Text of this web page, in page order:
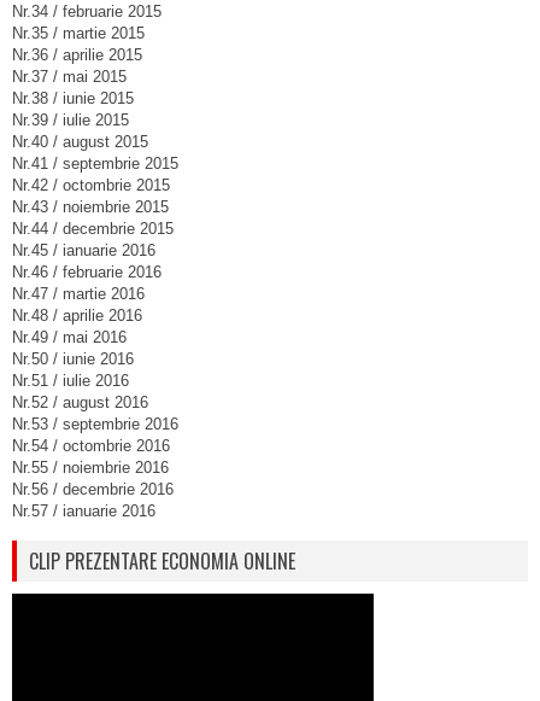
Nr.34 / februarie 2015
Nr.35 / martie 2015
Nr.36 / aprilie 2015
Nr.37 / mai 2015
Nr.38 / iunie 2015
Nr.39 / iulie 2015
Nr.40 / august 2015
Nr.41 / septembrie 2015
Nr.42 / octombrie 2015
Nr.43 / noiembrie 2015
Nr.44 / decembrie 2015
Nr.45 / ianuarie 2016
Nr.46 / februarie 2016
Nr.47 / martie 2016
Nr.48 / aprilie 2016
Nr.49 / mai 2016
Nr.50 / iunie 2016
Nr.51 / iulie 2016
Nr.52 / august 2016
Nr.53 / septembrie 2016
Nr.54 / octombrie 2016
Nr.55 / noiembrie 2016
Nr.56 / decembrie 2016
Nr.57 / ianuarie 2016
CLIP PREZENTARE ECONOMIA ONLINE